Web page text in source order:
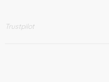
Trustpilot